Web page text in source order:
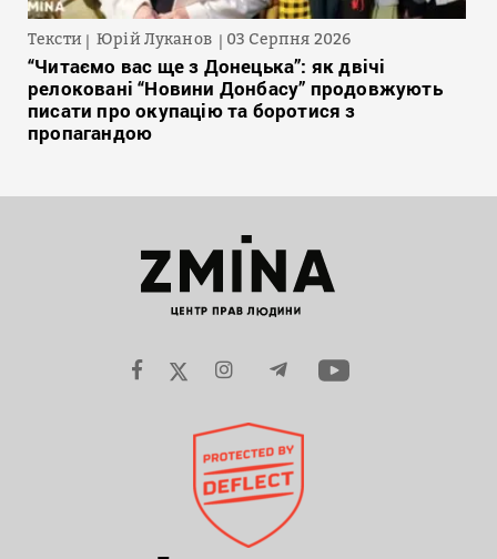
Тексти Юрій Луканов 03 Серпня 2026
“Читаємо вас ще з Донецька”: як двічі
релоковані “Новини Донбасу” продовжують
писати про окупацію та боротися з
пропагандою